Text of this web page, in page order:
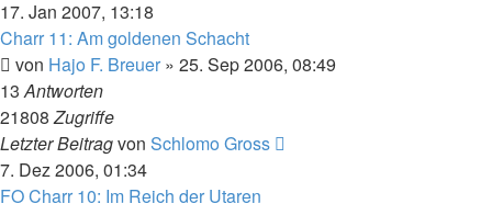
17. Jan 2007, 13:18
Charr 11: Am goldenen Schacht
von Hajo F. Breuer » 25. Sep 2006, 08:49
13Antworten
21808Zugriffe
Letzter Beitragvon Schlomo Gross
7. Dez 2006, 01:34
FO Charr 10: Im Reich der Utaren